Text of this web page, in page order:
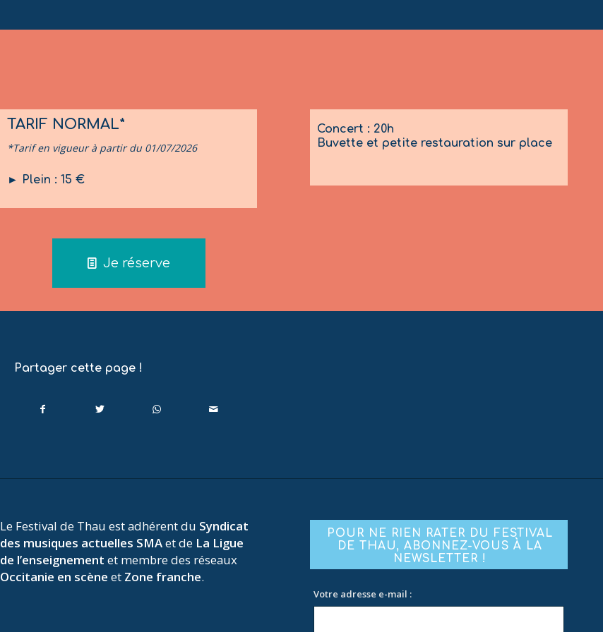
TARIF NORMAL*
*Tarif en vigueur à partir du 01/07/2026
► Plein : 15 €
Concert : 20h
Buvette et petite restauration sur place
Je réserve
Partager cette page !
Le Festival de Thau est adhérent du Syndicat
des musiques actuelles SMAet de La Ligue
de l’enseignement et membre des réseaux
Occitanie en scène et Zone franche.
POUR NE RIEN RATER DU FESTIVAL
DE THAU, ABONNEZ-VOUS À LA
NEWSLETTER !
Votre adresse e-mail :